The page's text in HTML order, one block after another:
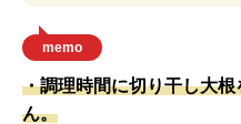
memo
・調理時間に切り干し大
ん。